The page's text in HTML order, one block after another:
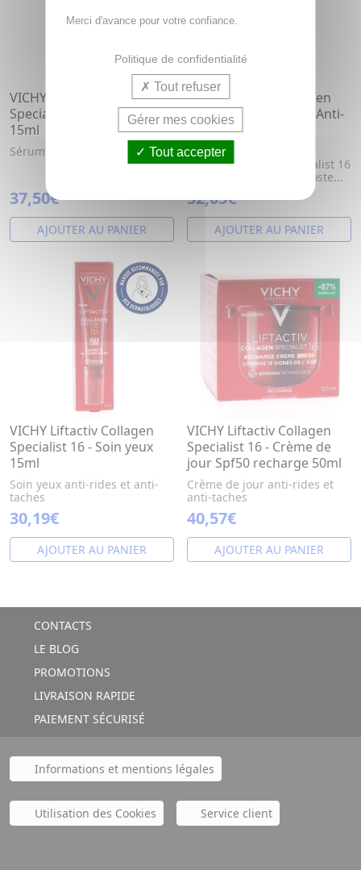
VICHY Liftactiv Collagen
Specialist 16 Sérum Yeux
15ml
Sérum contour des yeux.
37,50€
AJOUTER AU PANIER
VICHY Liftactiv Collagen
Specialist 16 - Sérum Anti-
Rides 30ml
Le Sérum reconstituant
Liftactiv Collagen Specialist 16
de Vichy, permet de booste...
52,05€
AJOUTER AU PANIER
VICHY Liftactiv Collagen
Specialist 16 - Soin yeux
15ml
Soin yeux anti-rides et anti-
taches
30,19€
AJOUTER AU PANIER
VICHY Liftactiv Collagen
Specialist 16 - Crème de
jour Spf50 recharge 50ml
Crème de jour anti-rides et
anti-taches
40,57€
AJOUTER AU PANIER
CONTACTS
LE BLOG
PROMOTIONS
LIVRAISON RAPIDE
PAIEMENT SÉCURISÉ
Informations et mentions légales
Utilisation des Cookies Service client
Merci d'avance pour votre confiance.
Politique de confidentialité
Tout refuser
Gérer mes cookies
Tout accepter